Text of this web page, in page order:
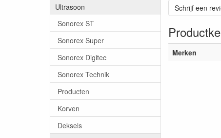
Ultrasoon
Sonorex ST
Sonorex Super
Sonorex Digitec
Sonorex Technik
Producten
Korven
Deksels
Schrijf een
Merken